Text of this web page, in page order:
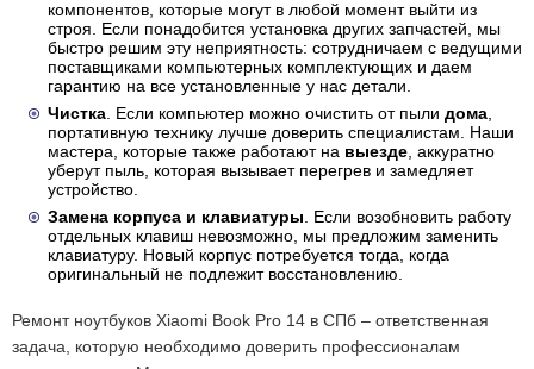
компонентов, которые могут в любой момент выйти из
строя. Если понадобится установка других запчастей, мы
быстро решим эту неприятность: сотрудничаем с ведущими
поставщиками компьютерных комплектующих и даем
гарантию на все установленные у нас детали.
Чистка . Если компьютер можно очистить от пыли дома
портативную технику лучше доверить специалистам. Наши
мастера, которые также работают на выезде , аккуратно
уберут пыль, которая вызывает перегрев и замедляет
устройство.
Замена корпуса и клавиатуры . Если возобновить работу
отдельных клавиш невозможно, мы предложим заменить
клавиатуру. Новый корпус потребуется тогда, когда
оригинальный не подлежит восстановлению.
Ремонт ноутбуков Xiaomi Book Pro 14 в СПб – ответственная
задача, которую необходимо доверить профессионалам